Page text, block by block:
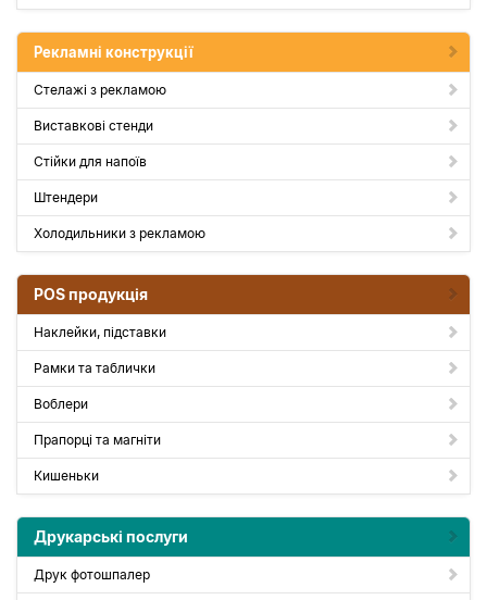
Рекламні конструкції
Стелажі з рекламою
Виставкові стенди
Стійки для напоїв
Штендери
Холодильники з рекламою
POS продукція
Наклейки, підставки
Рамки та таблички
Воблери
Прапорці та магніти
Кишеньки
Друкарські послуги
Друк фотошпалер